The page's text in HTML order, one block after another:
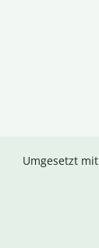
Umgesetzt mit